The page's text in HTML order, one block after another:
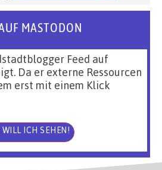
MASTODON
Feed auf
Da er externe Ressourcen
erst mit einem Klick
WILL ICH SEHEN!